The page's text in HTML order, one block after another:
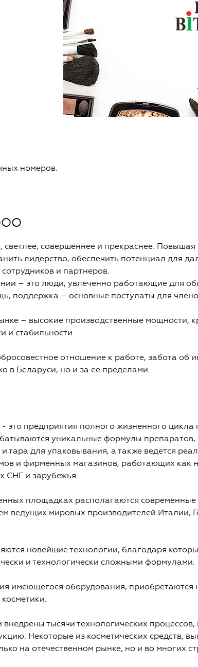
номеров.
совершеннее и прекраснее. Повышая
лидерство, обеспечить потенциал для
и партнеров.
– это люди, увлеченно работающие для
поддержка – основные постулаты для
– высокие производственные мощности,
и стабильности.
отношение к работе, забота об
в Беларуси, но и за ее пределами.
предприятия полного жизненного цикла
уникальные формулы препаратов,
тара для упаковывания, а также ведется
и фирменных магазинов, работающих как
СНГ и зарубежья.
площадках располагаются
ведущих мировых производителей Италии,
новейшие технологии, благодаря
и технологически сложными формулами.
имеющегося оборудования,
тысячи технологических
Некоторые из косметических средств,
на отечественном рынке, но и во многих